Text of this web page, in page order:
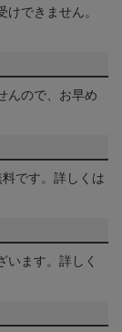
できません。
んので、お早め
です。詳しくは
います。詳しく